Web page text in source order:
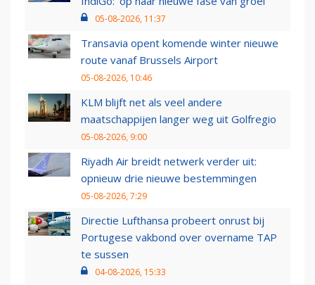
05-08-2026, 11:37
Transavia opent komende winter nieuwe
route vanaf Brussels Airport
05-08-2026, 10:46
KLM blijft net als veel andere
maatschappijen langer weg uit Golfregio
05-08-2026, 9:00
Riyadh Air breidt netwerk verder uit:
opnieuw drie nieuwe bestemmingen
05-08-2026, 7:29
Directie Lufthansa probeert onrust bij
Portugese vakbond over overname TAP
te sussen
04-08-2026, 15:33